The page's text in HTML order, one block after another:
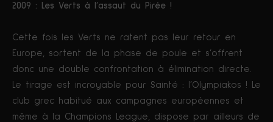
2009 : Les Verts à l’assaut du Pirée !
Cette fois les Verts ne ratent pas leur retour en
Europe, sortent de la phase de poule et s’offrent
donc une double confrontation à élimination directe.
Le tirage est incroyable pour Sainté : l’Olympiakos ! Le
club grec habitué aux campagnes européennes et
même à la Champions League, dispose par ailleurs de